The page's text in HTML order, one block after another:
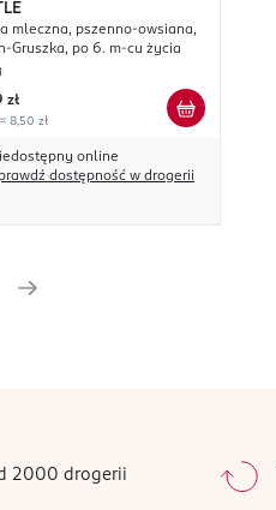
mleczna, pszenno-owsiana,
Gruszka, po 6. m-cu życia
zł
8,50 zł
online
dostępność w drogerii
2000 drogerii